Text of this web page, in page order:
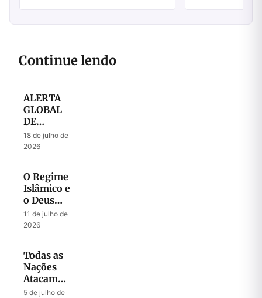
Continue lendo
ALERTA
GLOBAL
DE
ORAÇÃO
– Julho
18 de julho de
2026
O Regime
Islâmico e
o Deus
que
Liberta
11 de julho de
2026
Todas as
Nações
Atacam
Jerusalém
5 de julho de